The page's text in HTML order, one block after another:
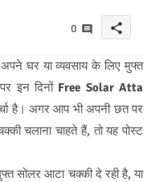
0 share
घर या व्यवसाय के लिए मुफ्त
इन दिनों Free Solar Atta
है। अगर आप भी अपनी छत पर
चलाना चाहते हैं, तो यह पोस्ट
सोलर आटा चक्की दे रही है, या